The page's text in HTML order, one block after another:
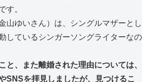
す。
山ゆいさん）は、シングルマザーとし
しているシンガーソングライターなの
と、また離婚された理由については、
SNSを拝見しましたが、見つけるこ